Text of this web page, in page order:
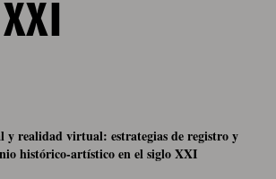
y realidad virtual: estrategias de registro y
histórico-artístico en el siglo XXI